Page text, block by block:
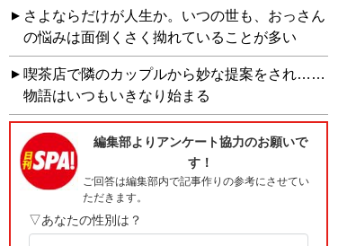
さよならだけが人生か。いつの世も、おっさん
の悩みは面倒くさく拗れていることが多い
喫茶店で隣のカップルから妙な提案をされ……
物語はいつもいきなり始まる